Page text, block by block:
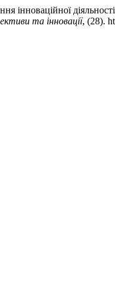
та інновації, (28).